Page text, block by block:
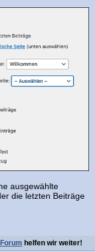
ausgewählte
die letzten Beiträge
helfen wir weiter!